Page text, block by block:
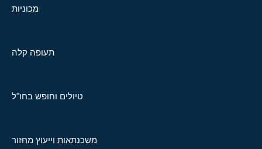
מכוניות
תעופה קלה
טיולים וחופש בחו"ל
משכנתאות וייעוץ מחזור